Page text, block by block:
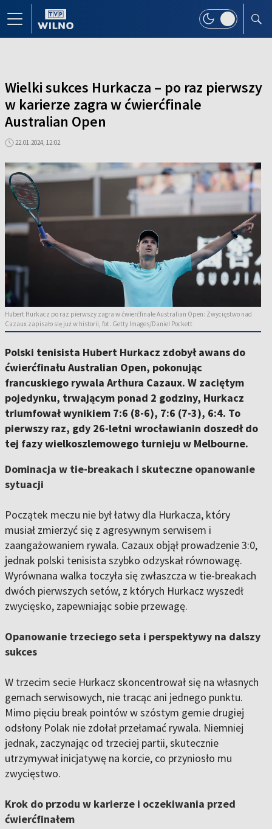
Wielki sukces Hurkacza – po raz pierwszy
w karierze zagra w ćwierćfinale
Australian Open
22.01.2024, 12:02
Hubert Hurkacz po raz pierwszy zagra w ćwierćfinale Australian Open: Zwycięstwo nad
Cazaux zapisało się już w historii, fot. Getty Images/Daniel Pockett
Polski tenisista Hubert Hurkacz zdobył awans do
ćwierćfinału Australian Open, pokonując
francuskiego rywala Arthura Cazaux. W zaciętym
pojedynku, trwającym ponad 2 godziny, Hurkacz
triumfował wynikiem 7:6 (8-6), 7:6 (7-3), 6:4. To
pierwszy raz, gdy 26-letni wrocławianin doszedł do
tej fazy wielkoszlemowego turnieju w Melbourne.
Dominacja w tie-breakach i skuteczne opanowanie
sytuacji
Początek meczu nie był łatwy dla Hurkacza, który
musiał zmierzyć się z agresywnym serwisem i
zaangażowaniem rywala. Cazaux objął prowadzenie 3:0,
jednak polski tenisista szybko odzyskał równowagę.
Wyrównana walka toczyła się zwłaszcza w tie-breakach
dwóch pierwszych setów, z których Hurkacz wyszedł
zwycięsko, zapewniając sobie przewagę.
Opanowanie trzeciego seta i perspektywy na dalszy
sukces
W trzecim secie Hurkacz skoncentrował się na własnych
gemach serwisowych, nie tracąc ani jednego punktu.
Mimo pięciu break pointów w szóstym gemie drugiej
odsłony Polak nie zdołał przełamać rywala. Niemniej
jednak, zaczynając od trzeciej partii, skutecznie
utrzymywał inicjatywę na korcie, co przyniosło mu
zwycięstwo.
Krok do przodu w karierze i oczekiwania przed
ćwierćfinałem